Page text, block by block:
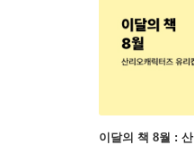
이달의 책 8월 :